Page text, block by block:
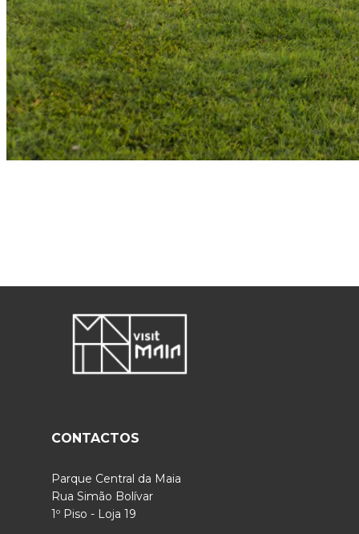
CONTACTOS
Parque Central da Maia
Rua Simão Bolívar
1º Piso - Loja 19